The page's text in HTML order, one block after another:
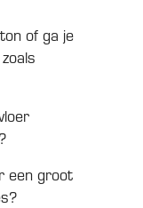
of ga je
een groot